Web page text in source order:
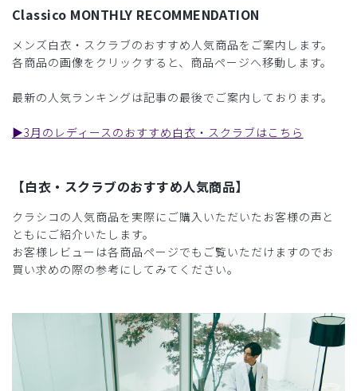
Classico MONTHLY RECOMMENDATION
メンズ白衣・スクラブのおすすめ人気商品をご案内します。
各商品の画像をクリックすると、商品ページへ移動します。
最新の人気ランキングは記事の最後でご案内しております。
▶︎3月のレディースのおすすめ白衣・スクラブはこちら
【白衣・スクラブのおすすめ人気商品】
クラシコの人気商品を実際にご購入いただいたお客様の声と
ともにご紹介いたします。
お客様レビューは各商品ページでもご覧いただけますのでお
買い求めの際の参考にしてみてください。